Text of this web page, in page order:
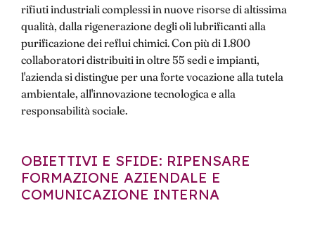
rifiuti industriali complessi in nuove risorse di altissima
qualità, dalla rigenerazione degli oli lubrificanti alla
purificazione dei reflui chimici. Con più di 1.800
collaboratori distribuiti in oltre 55 sedi e impianti,
l'azienda si distingue per una forte vocazione alla tutela
ambientale, all'innovazione tecnologica e alla
responsabilità sociale.
OBIETTIVI E SFIDE: RIPENSARE
FORMAZIONE AZIENDALE E
COMUNICAZIONE INTERNA